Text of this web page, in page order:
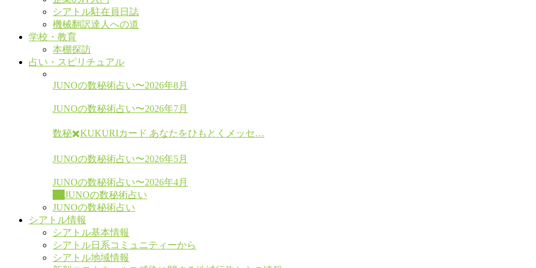
シアトル駐在員日誌
機械翻訳達人への道
学校・教育
本棚探訪
占い・スピリチュアル
JUNOの数秘術占い〜2026年8月
JUNOの数秘術占い〜2026年7月
数秘✖️KUKURIカード あなたをひもとくメッセ…
JUNOの数秘術占い〜2026年5月
JUNOの数秘術占い〜2026年4月
JUNOの数秘術占い
JUNOの数秘術占い
シアトル情報
シアトル基本情報
シアトル日系コミュニティーから
シアトル地域情報